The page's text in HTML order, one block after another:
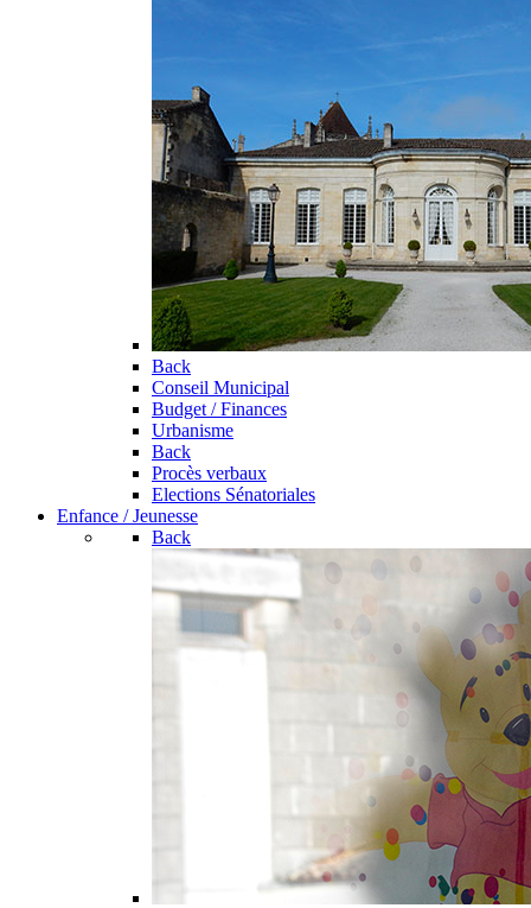
Back
Conseil Municipal
Budget / Finances
Urbanisme
Back
Procès verbaux
Elections Sénatoriales
Enfance / Jeunesse
Back